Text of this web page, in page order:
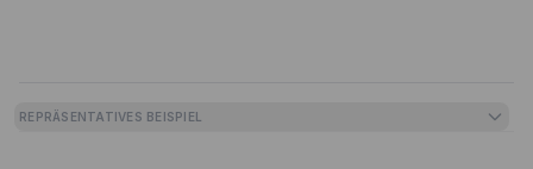
REPRÄSENTATIVES BEISPIEL